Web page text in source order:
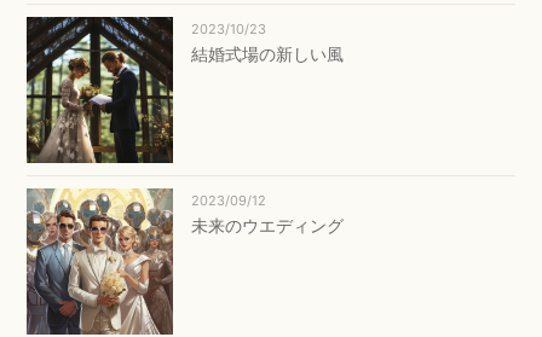
2023/10/23
結婚式場の新しい風
2023/09/12
未来のウエディング